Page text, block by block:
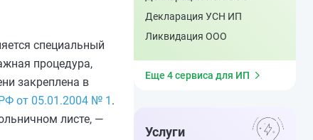
специальный
процедура,
закреплена в
от 05.01.2004 № 1 .
листе, —
Декларация УСН ИП
Ликвидация ООО
Еще 4 сервиса для ИП
Услуги